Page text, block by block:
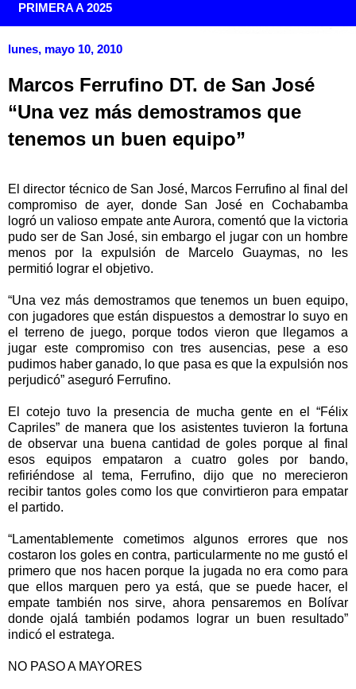
PRIMERA A 2025
lunes, mayo 10, 2010
Marcos Ferrufino DT. de San José
“Una vez más demostramos que
tenemos un buen equipo”
El director técnico de San José, Marcos Ferrufino al final del
compromiso de ayer, donde San José en Cochabamba
logró un valioso empate ante Aurora, comentó que la victoria
pudo ser de San José, sin embargo el jugar con un hombre
menos por la expulsión de Marcelo Guaymas, no les
permitió lograr el objetivo.
“Una vez más demostramos que tenemos un buen equipo,
con jugadores que están dispuestos a demostrar lo suyo en
el terreno de juego, porque todos vieron que llegamos a
jugar este compromiso con tres ausencias, pese a eso
pudimos haber ganado, lo que pasa es que la expulsión nos
perjudicó” aseguró Ferrufino.
El cotejo tuvo la presencia de mucha gente en el “Félix
Capriles” de manera que los asistentes tuvieron la fortuna
de observar una buena cantidad de goles porque al final
esos equipos empataron a cuatro goles por bando,
refiriéndose al tema, Ferrufino, dijo que no merecieron
recibir tantos goles como los que convirtieron para empatar
el partido.
“Lamentablemente cometimos algunos errores que nos
costaron los goles en contra, particularmente no me gustó el
primero que nos hacen porque la jugada no era como para
que ellos marquen pero ya está, que se puede hacer, el
empate también nos sirve, ahora pensaremos en Bolívar
donde ojalá también podamos lograr un buen resultado”
indicó el estratega.
NO PASO A MAYORES